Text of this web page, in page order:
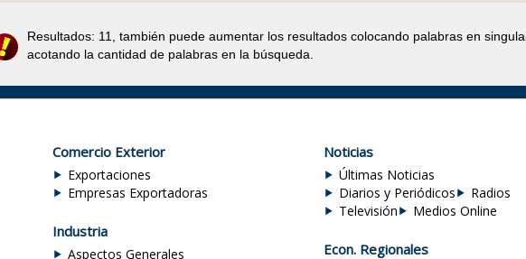
Resultados: 11, también puede aumentar los resultados colocando palabras en
acotando la cantidad de palabras en la búsqueda.
Comercio Exterior
Exportaciones
Empresas Exportadoras
Industria
Aspectos Generales
Noticias
Últimas Noticias
Diarios y Periódicos
Radios
Televisión
Medios Online
Econ. Regionales